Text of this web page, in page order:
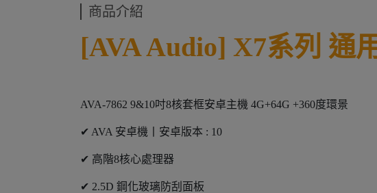
商品介紹
[AVA Audio] X7系列 通
AVA-7862 9&10吋8核套框安卓主機 4G+64G +360度環景
✔ AVA 安卓機丨安卓版本 : 10
✔ 高階8核心處理器
✔ 2.5D 鋼化玻璃防刮面板